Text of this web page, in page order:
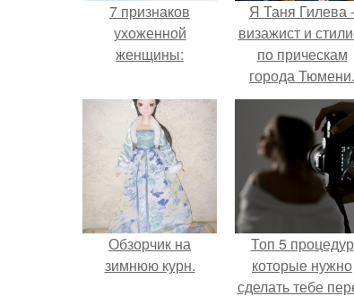
7 признаков
ухоженной
женщины:
Я Таня Гилева -
визажист и
по прическам
города Тюмени.
Обзорчик на
зимнюю курн.
Топ 5 процедур
которые нужно
сделать тебе